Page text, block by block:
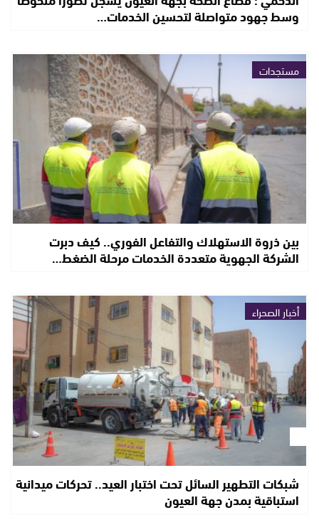
وسط جهود متواصلة لتحسين الخدمات…
مستجدات
بين ذروة الاستهلاك والتفاعل الفوري.. كيف دبرت
الشركة الجهوية متعددة الخدمات مرحلة الضغط…
أخبار الصحراء
شبكات التطهير السائل تحت اختبار العيد.. تحركات ميدانية
استباقية بمدن جهة العيون